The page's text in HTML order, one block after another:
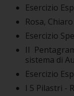
Esercizio
Rosa, Chiaro
Esercizio
Il
sistema di
Esercizio
I 5 Pilastri -